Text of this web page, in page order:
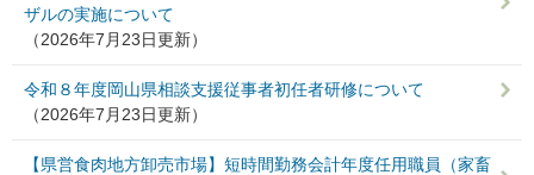
ザルの実施について
（2026年7月23日更新）
令和８年度岡山県相談支援従事者初任者研修について
（2026年7月23日更新）
【県営食肉地方卸売市場】短時間勤務会計年度任用職員（家畜